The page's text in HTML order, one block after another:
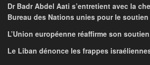
Dr Badr Abdel Aati s’entretient avec la
Bureau des Nations unies pour le soutien
L’Union européenne réaffirme son
Le Liban dénonce les frappes